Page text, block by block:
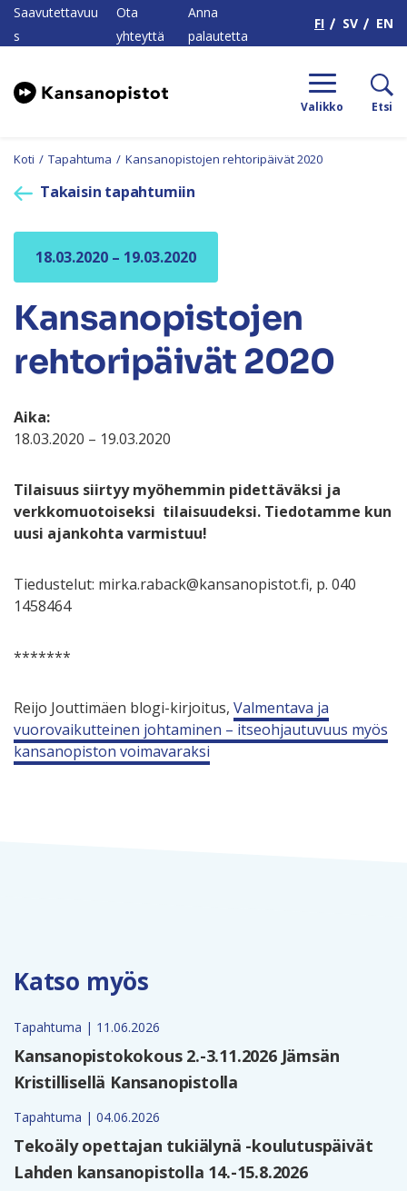
Saavutettavuu
s
Ota
yhteyttä
Anna
palautetta
FI SV EN
Valikko Etsi
Koti / Tapahtuma / Kansanopistojen rehtoripäivät 2020
Takaisin tapahtumiin
18.03.2020 – 19.03.2020
Kansanopistojen
rehtoripäivät 2020
Aika:
18.03.2020 – 19.03.2020
Tilaisuus siirtyy myöhemmin pidettäväksi ja
verkkomuotoiseksi tilaisuudeksi. Tiedotamme kun
uusi ajankohta varmistuu!
Tiedustelut: mirka.raback@kansanopistot.fi, p. 040
1458464
*******
Reijo Jouttimäen blogi-kirjoitus, Valmentava ja
vuorovaikutteinen johtaminen – itseohjautuvuus myös
kansanopiston voimavaraksi
Katso myös
Tapahtuma | 11.06.2026
Kansanopistokokous 2.-3.11.2026 Jämsän
Kristillisellä Kansanopistolla
Tapahtuma | 04.06.2026
Tekoäly opettajan tukiälynä -koulutuspäivät
Lahden kansanopistolla 14.-15.8.2026